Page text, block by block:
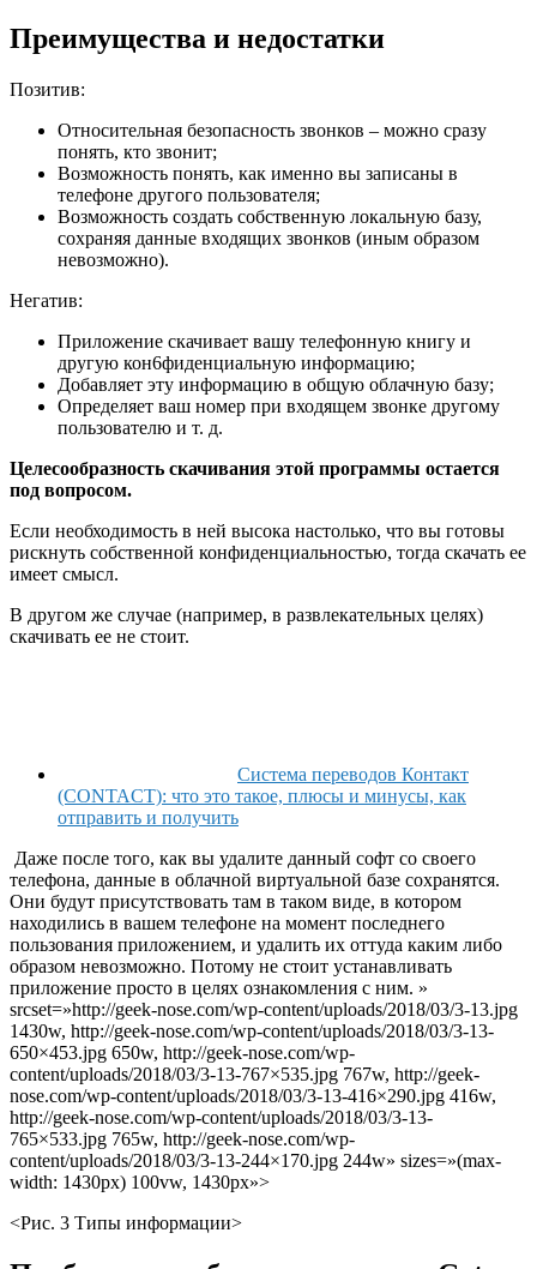
Преимущества и недостатки
Позитив:
Относительная безопасность звонков – можно сразу
понять, кто звонит;
Возможность понять, как именно вы записаны в
телефоне другого пользователя;
Возможность создать собственную локальную базу,
сохраняя данные входящих звонков (иным образом
невозможно).
Негатив:
Приложение скачивает вашу телефонную книгу и
другую кон6фиденциальную информацию;
Добавляет эту информацию в общую облачную базу;
Определяет ваш номер при входящем звонке другому
пользователю и т. д.
Целесообразность скачивания этой программы остается
под вопросом.
Если необходимость в ней высока настолько, что вы готовы
рискнуть собственной конфиденциальностью, тогда скачать ее
имеет смысл.
В другом же случае (например, в развлекательных целях)
скачивать ее не стоит.
Система переводов Контакт
(CONTACT): что это такое, плюсы и минусы, как
отправить и получить
Даже после того, как вы удалите данный софт со своего
телефона, данные в облачной виртуальной базе сохранятся.
Они будут присутствовать там в таком виде, в котором
находились в вашем телефоне на момент последнего
пользования приложением, и удалить их оттуда каким либо
образом невозможно. Потому не стоит устанавливать
приложение просто в целях ознакомления с ним. »
srcset=»http://geek-nose.com/wp-content/uploads/2018/03/3-13.jpg
1430w, http://geek-nose.com/wp-content/uploads/2018/03/3-13-
650×453.jpg 650w, http://geek-nose.com/wp-
content/uploads/2018/03/3-13-767×535.jpg 767w, http://geek-
nose.com/wp-content/uploads/2018/03/3-13-416×290.jpg 416w,
http://geek-nose.com/wp-content/uploads/2018/03/3-13-
765×533.jpg 765w, http://geek-nose.com/wp-
content/uploads/2018/03/3-13-244×170.jpg 244w» sizes=»(max-
width: 1430px) 100vw, 1430px»>
<Рис. 3 Типы информации>